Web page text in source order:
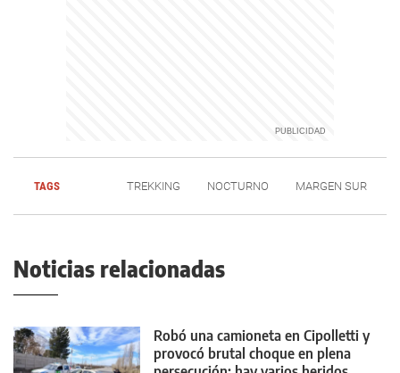
TAGS TREKKING NOCTURNO MARGEN SUR
Noticias relacionadas
Robó una camioneta en Cipolletti y
provocó brutal choque en plena